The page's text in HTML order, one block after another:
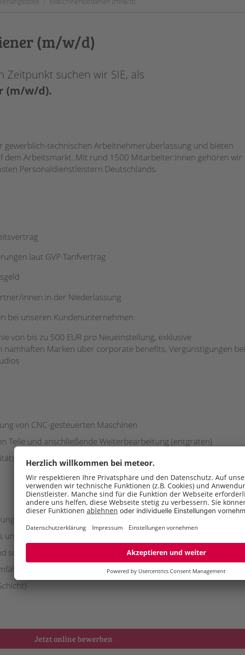
(m/w/d)
Zeitpunkt suchen wir SIE, als
(m/w/d).
gewerblich-technischen Arbeitnehmerüberlassung und bieten
dem Arbeitsmarkt. Mit rund 1500 Mitarbeiter:innen gehören wir
Personaldienstleistern Deutschlands.
von CNC-gesteuerten Maschinen
Teile und anschließende Weiterbearbeitung (entgraten)
und Verpackungsarbeiten
zum XXX (m/w/d) oder vergleichbar
handwerkliches Geschick wünschenswert
sorgfältige Arbeitsweise
laut GVP-Tarifvertrag
innen in der Niederlassung
bei unseren Kundenunternehmen
von bis zu 500 EUR pro Neueinstellung, exklusive
Marken über corporate benefits, Vergünstigungen bei
Jetzt online bewerben